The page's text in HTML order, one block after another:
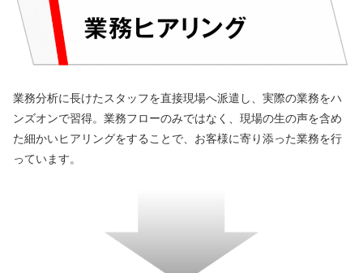
業務分析に長けたスタッフを直接現場へ派遣し、実際の業務をハ
ンズオンで習得。業務フローのみではなく、現場の生の声を含め
た細かいヒアリングをすることで、お客様に寄り添った業務を行
っています。